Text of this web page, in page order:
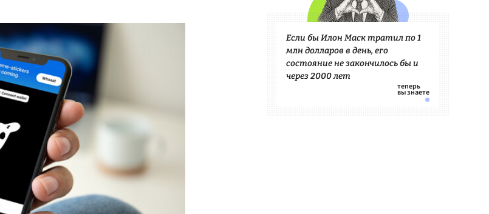
Если бы Илон Маск тратил по 1
млн долларов в день, его
состояние не закончилось бы и
через 2000 лет